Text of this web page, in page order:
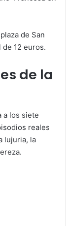
de San
12 euros.
de la
a los siete
reales
lujuria, la